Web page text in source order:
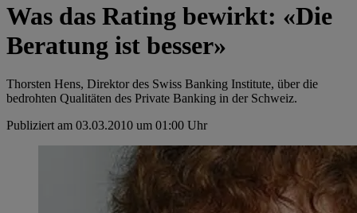
Was das Rating bewirkt: «Die
Beratung ist besser»
Thorsten Hens, Direktor des Swiss Banking Institute, über die
bedrohten Qualitäten des Private Banking in der Schweiz.
Publiziert am 03.03.2010 um 01:00 Uhr